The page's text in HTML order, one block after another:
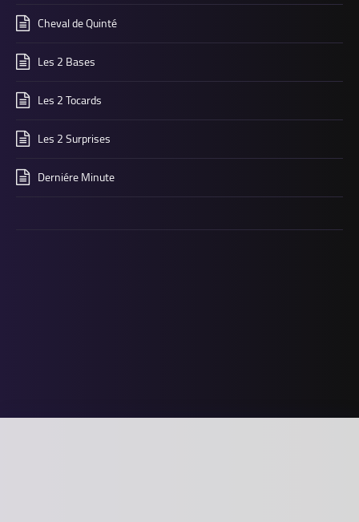
Cheval de Quinté
Les 2 Bases
Les 2 Tocards
Les 2 Surprises
Derniére Minute